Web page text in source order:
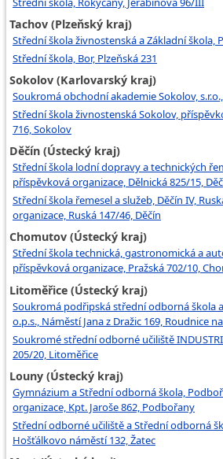
Tachov (Plzeňský kraj)
Střední škola živnostenská a Základní škola,
Střední škola, Bor, Plzeňská 231
Sokolov (Karlovarský kraj)
Soukromá obchodní akademie Sokolov,
Střední škola živnostenská Sokolov,
716, Sokolov
Děčín (Ústecký kraj)
Střední škola lodní dopravy a technických
příspěvková organizace, Dělnická 825/15,
Střední škola řemesel a služeb, Děčín IV,
organizace, Ruská 147/46, Děčín
Chomutov (Ústecký kraj)
Střední škola technická, gastronomická a
příspěvková organizace, Pražská 702/10,
Litoměřice (Ústecký kraj)
Soukromá podřipská střední odborná škola
o.p.s., Náměstí Jana z Dražic 169, Roudnice
Soukromé střední odborné učiliště
205/20, Litoměřice
Louny (Ústecký kraj)
Gymnázium a Střední odborná škola,
organizace, Kpt. Jaroše 862, Podbořany
Střední odborné učiliště a Střední odborná
Hošťálkovo náměstí 132, Žatec